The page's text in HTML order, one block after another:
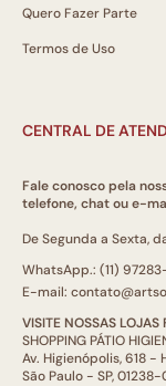
Quero Fazer Parte
Termos de Uso
CENTRAL DE
Fale conosco pela
telefone, chat ou e-
De Segunda a Sexta,
WhatsApp.: (11)
E-mail:
VISITE NOSSAS LOJAS
SHOPPING PÁTIO
Av. Higienópolis, 618 -
São Paulo - SP,